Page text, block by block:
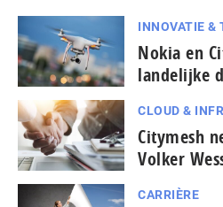
INNOVATIE &
Nokia en
landelijke
CLOUD &
Citymesh
Volker
CARRIÈRE